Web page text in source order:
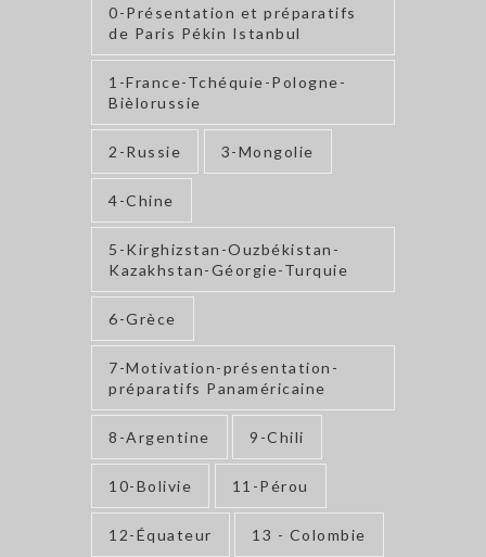
0-Présentation et préparatifs
de Paris Pékin Istanbul
1-France-Tchéquie-Pologne-
Bièlorussie
2-Russie 3-Mongolie
4-Chine
5-Kirghizstan-Ouzbékistan-
Kazakhstan-Géorgie-Turquie
6-Grèce
7-Motivation-présentation-
préparatifs Panaméricaine
8-Argentine 9-Chili
10-Bolivie 11-Pérou
12-Équateur 13 - Colombie